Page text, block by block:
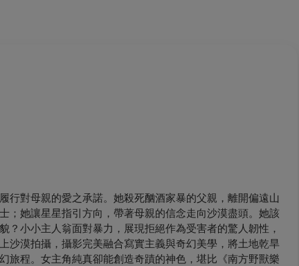
行對母親的愛之承諾。她殺死酗酒家暴的父親，離開偏遠山
；她讓星星指引方向，帶著母親的信念走向沙漠盡頭。她該
小小主人翁面對暴力，展現拒絕作為受害者的驚人韌性，
沙漠拍攝，攝影完美融合寫實主義與奇幻美學，將土地乾旱
旅程。女主角純真卻能創造奇蹟的神色，堪比《南方野獸樂